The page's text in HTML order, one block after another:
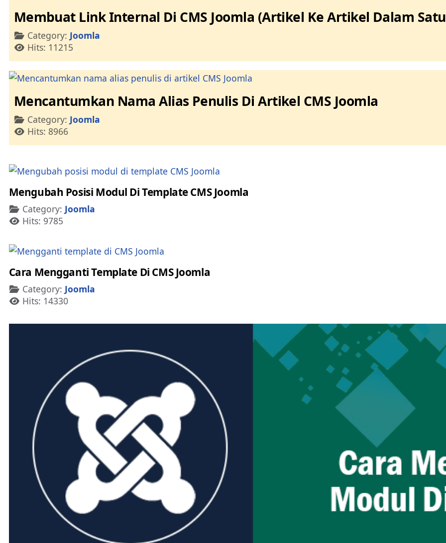
Membuat Link Internal Di CMS Joomla (Artikel Ke Artikel Dalam
Details
Category: Joomla
Hits: 11215
Mencantumkan Nama Alias Penulis Di Artikel CMS Joomla
Details
Category: Joomla
Hits: 8966
Mengubah Posisi Modul Di Template CMS Joomla
Details
Category: Joomla
Hits: 9785
Cara Mengganti Template Di CMS Joomla
Details
Category: Joomla
Hits: 14330